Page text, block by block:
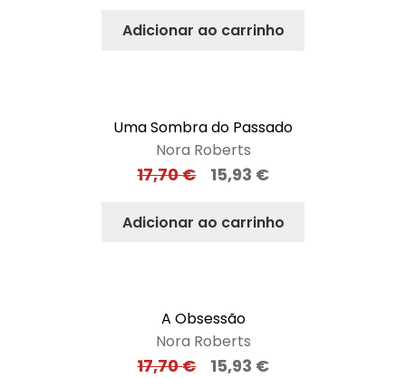
Adicionar ao carrinho
Uma Sombra do Passado
Nora Roberts
17,70€ 15,93 €
Adicionar ao carrinho
A Obsessão
Nora Roberts
17,70€ 15,93 €